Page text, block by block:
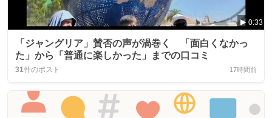
0:33
「ジャングリア」賛否の声が渦巻く 「面白くなかっ
た」から「普通に楽しかった」までの口コミ
31件のポスト 17時間前